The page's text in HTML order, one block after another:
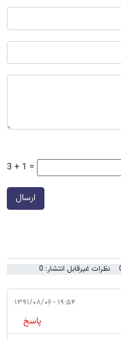
3 + 1 =
ارسال
نظرات غیرقابل انتشار: 0
۱۹:۵۴ - ۱۳۹۱/۰۸/۰۶
پاسخ